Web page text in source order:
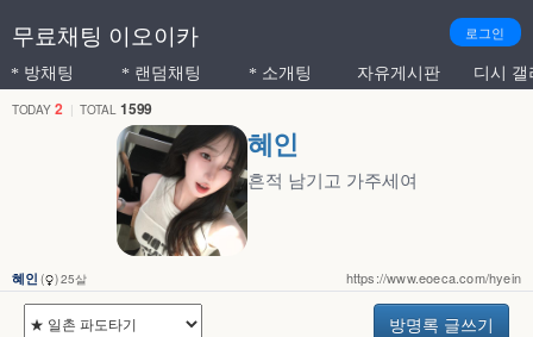
무료채팅 이오이카익
명
으
로
누
구
나
자
유
로그인
* 방채팅 익명으로 자유로운 주제로 채팅방을 만들어서 다른 사람들과
* 랜덤채팅 익명으로 낯선 사람과 무작위로 연결되어
* 소개팅 셀프소개를 통해서 호감 가
자유게시판채팅 자유게
디시 갤
TODAY 2 | TOTAL 1599
혜인
흔적 남기고 가주세여
혜인( )25살 https://www.eoeca.com/hyein
방명록 글쓰기